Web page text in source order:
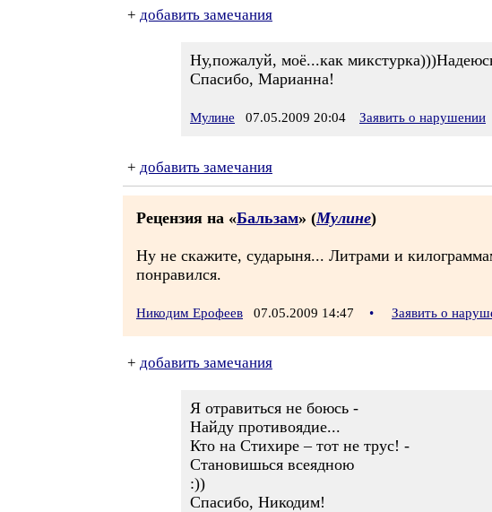
+ добавить замечания
Ну,пожалуй, моё...как
Спасибо, Марианна!
Мулине 07.05.2009 20:04 Заявить о нарушении
+ добавить замечания
Рецензия на «Бальзам» (Мулине)
Ну не скажите, сударыня... Литрами и
понравился.
Никодим Ерофеев 07.05.2009 14:47 • Заявить о
+ добавить замечания
Я отравиться не боюсь -
Найду противоядие...
Кто на Стихире – тот не трус! -
Становишься всеядною
:))
Спасибо, Никодим!